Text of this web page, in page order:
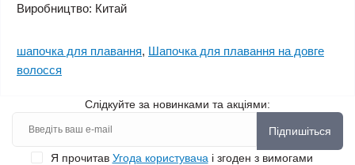
Виробництво: Китай
шапочка для плавання, Шапочка для плавання на довге
волосся
Слідкуйте за новинками та акціями:
Підпишіться
Я прочитав Угода користувача і згоден з вимогами